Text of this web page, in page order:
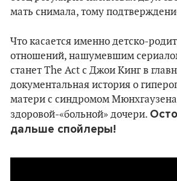
мать снимала, тому
Что касается именно детско-
отношений, нашумевшим
станет The Act с Джои Кинг в
документальная история о
матери с синдромом
здоровой-«больной» дочери.
дальше спойлеры!